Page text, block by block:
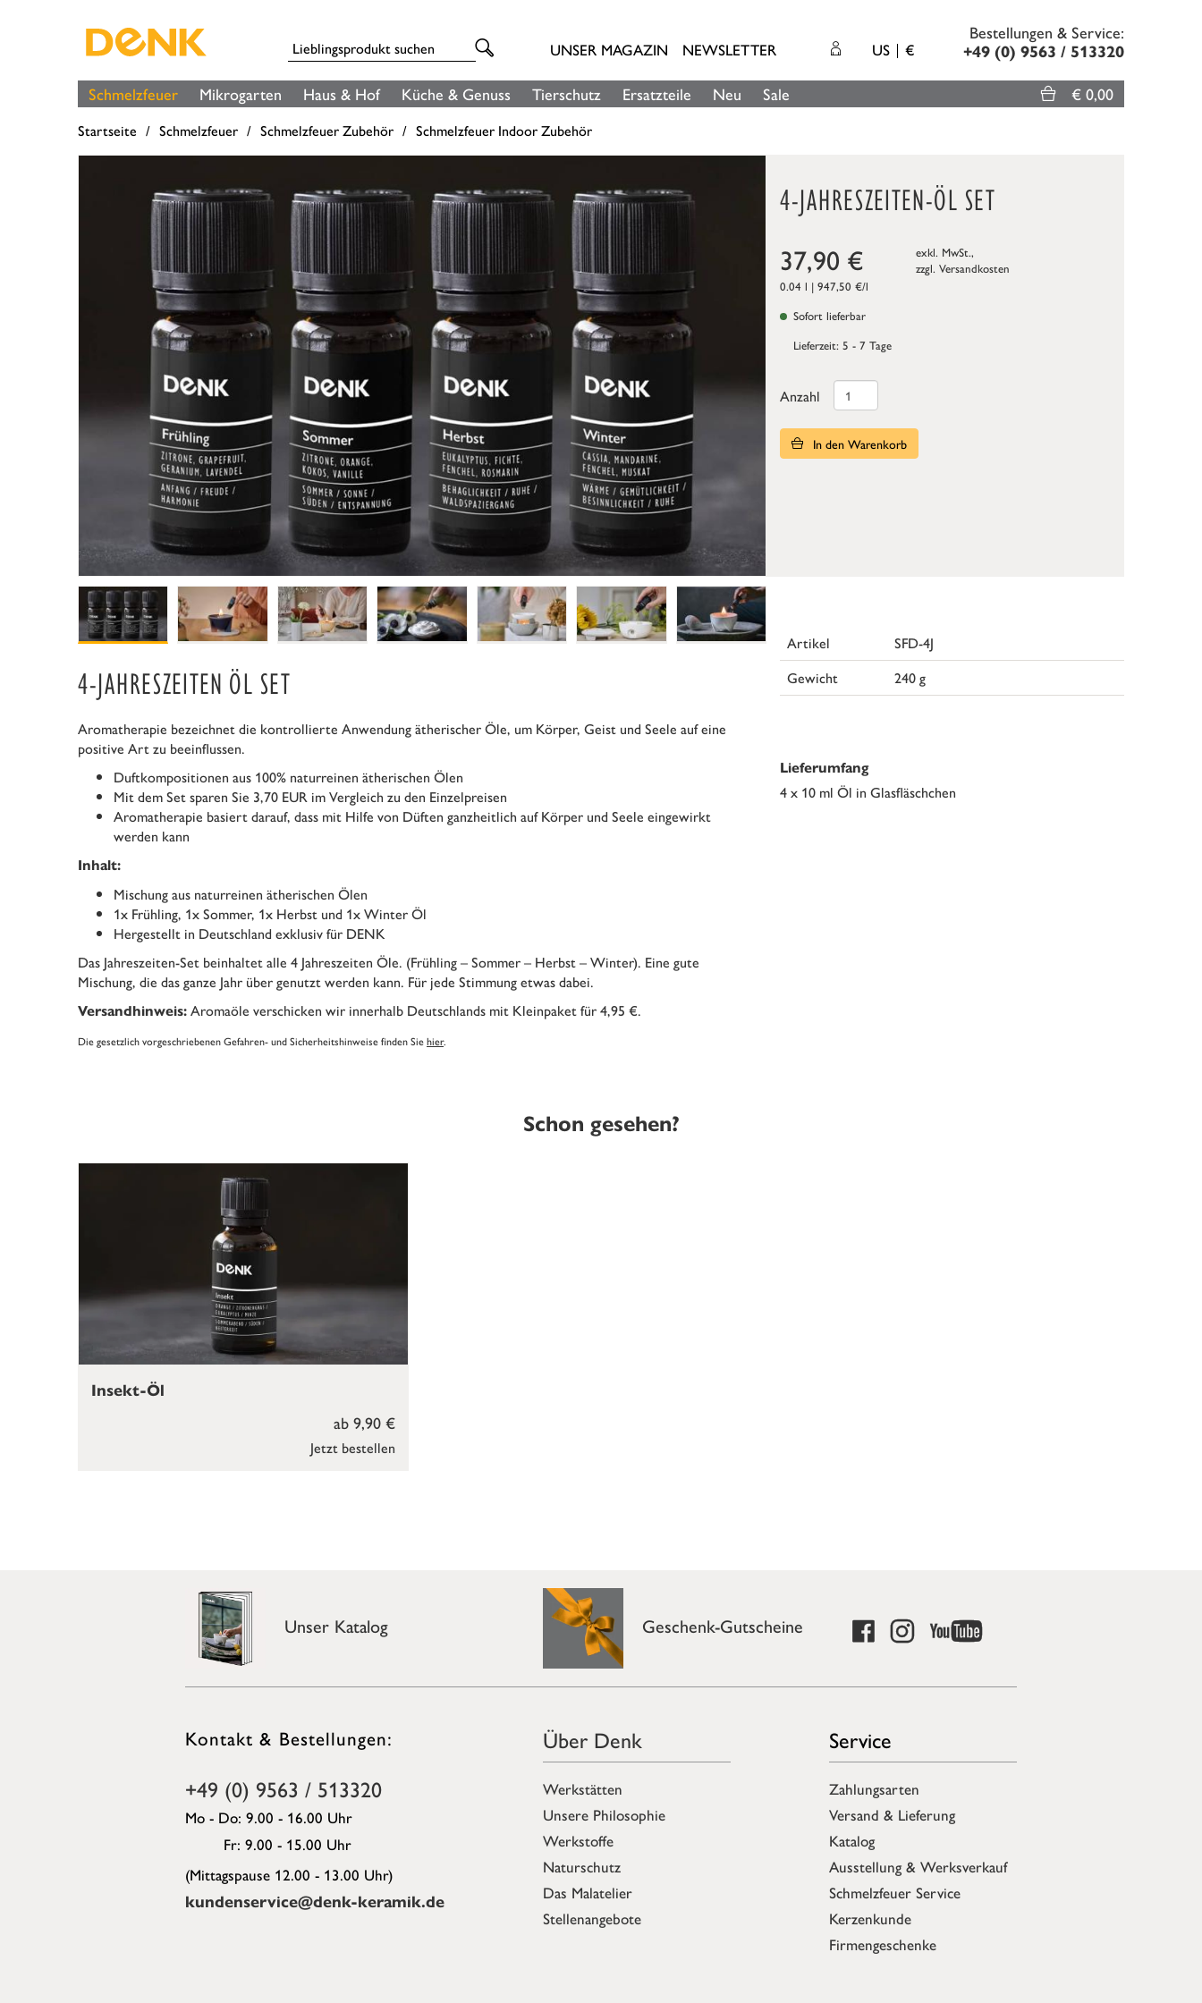
UNSER MAGAZIN NEWSLETTER US €
Bestellungen & Service:
+49 (0) 9563 / 513320
Schmelzfeuer Mikrogarten Haus & Hof Küche & Genuss Tierschutz Ersatzteile Neu Sale € 0,00
Startseite Schmelzfeuer Schmelzfeuer Zubehör Schmelzfeuer Indoor Zubehör
4-JAHRESZEITEN-ÖL SET
37,90 €
exkl. MwSt.,
zzgl. Versandkosten
0.04 l | 947,50 €/l
Sofort lieferbar
Lieferzeit: 5 - 7 Tage
Anzahl
In den Warenkorb
4-JAHRESZEITEN ÖL SET
Aromatherapie bezeichnet die kontrollierte Anwendung ätherischer Öle, um Körper, Geist und Seele auf eine
positive Art zu beeinflussen.
Duftkompositionen aus 100% naturreinen ätherischen Ölen
Mit dem Set sparen Sie 3,70 EUR im Vergleich zu den Einzelpreisen
Aromatherapie basiert darauf, dass mit Hilfe von Düften ganzheitlich auf Körper und Seele eingewirkt
werden kann
Inhalt:
Mischung aus naturreinen ätherischen Ölen
1x Frühling, 1x Sommer, 1x Herbst und 1x Winter Öl
Hergestellt in Deutschland exklusiv für DENK
Das Jahreszeiten-Set beinhaltet alle 4 Jahreszeiten Öle. (Frühling – Sommer – Herbst – Winter). Eine gute
Mischung, die das ganze Jahr über genutzt werden kann. Für jede Stimmung etwas dabei.
Versandhinweis: Aromaöle verschicken wir innerhalb Deutschlands mit Kleinpaket für 4,95 €.
Die gesetzlich vorgeschriebenen Gefahren- und Sicherheitshinweise finden Siehier.
Artikel
SFD-4J
Gewicht
240 g
Lieferumfang
4 x 10 ml Öl in Glasfläschchen
Schon gesehen?
Jetzt bestellen
ab 9,90 €
Insekt-Öl
Unser Katalog Geschenk-Gutscheine
Kontakt & Bestellungen:
+49 (0) 9563 / 513320
Mo - Do: 9.00 - 16.00 Uhr
Fr: 9.00 - 15.00 Uhr
(Mittagspause 12.00 - 13.00 Uhr)
kundenservice@denk-keramik.de
Über Denk
Werkstätten
Unsere Philosophie
Werkstoffe
Naturschutz
Das Malatelier
Stellenangebote
Service
Zahlungsarten
Versand & Lieferung
Katalog
Ausstellung & Werksverkauf
Schmelzfeuer Service
Kerzenkunde
Firmengeschenke